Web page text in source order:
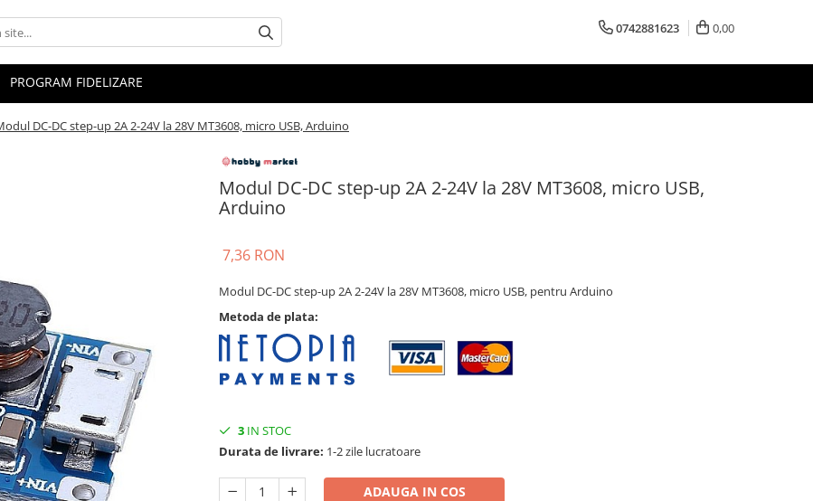
0742881623 0,00
PROGRAM FIDELIZARE
DC-DC step-up 2A 2-24V la 28V MT3608, micro USB, Arduino
Modul DC-DC step-up 2A 2-24V la 28V MT3608, micro USB,
Arduino
7,36 RON
Modul DC-DC step-up 2A 2-24V la 28V MT3608, micro USB, pentru Arduino
Metoda de plata:
3 IN STOC
Durata de livrare: 1-2 zile lucratoare
ADAUGA IN COS